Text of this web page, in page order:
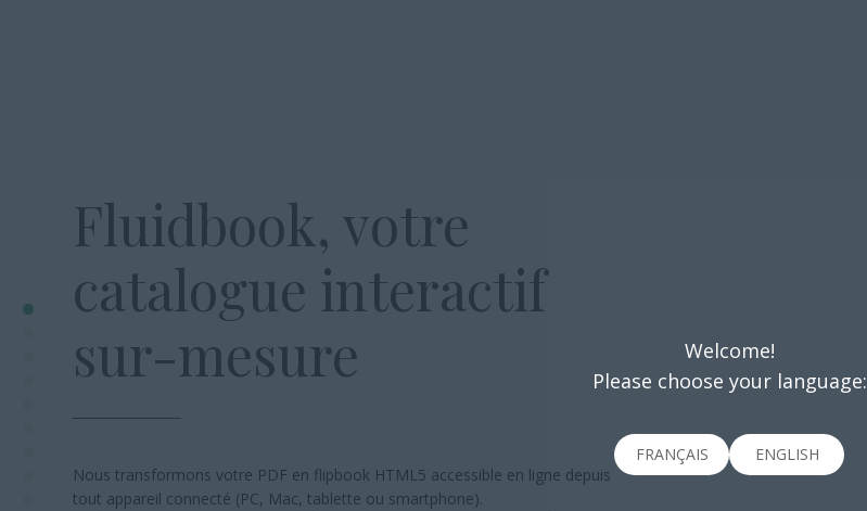
Fluidbook, votre
catalogue interactif
sur-mesure
Nous transformons votre PDF en flipbook HTML5 accessible en ligne depuis
tout appareil connecté (PC, Mac, tablette ou smartphone).
Welcome!
Please choose your language:
FRANÇAIS ENGLISH